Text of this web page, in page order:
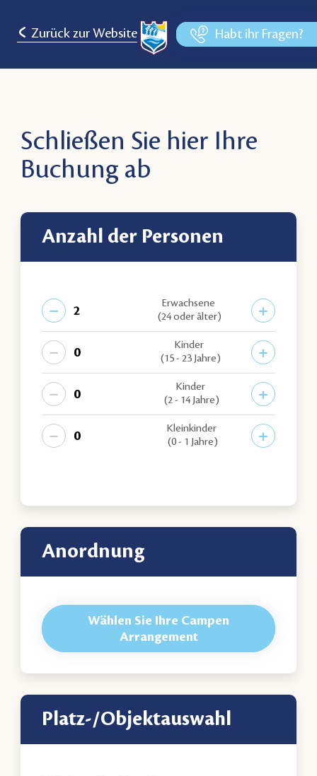
Zurück zur Website Habt ihr Fragen?
Schließen Sie hier Ihre
Buchung ab
Anzahl der Personen
−
Erwachsene
(24 oder älter)
+
−
Kinder
(15 - 23 Jahre)
+
−
Kinder
(2 - 14 Jahre)
+
−
Kleinkinder
(0 - 1 Jahre)
+
Anordnung
Wählen Sie Ihre Campen
Arrangement
Platz-/Objektauswahl